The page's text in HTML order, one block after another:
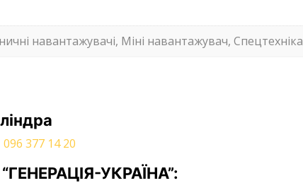
навантажувачі, Міні навантажувач, Спецтехніка
096 377 14 20
УКРАЇНА”: